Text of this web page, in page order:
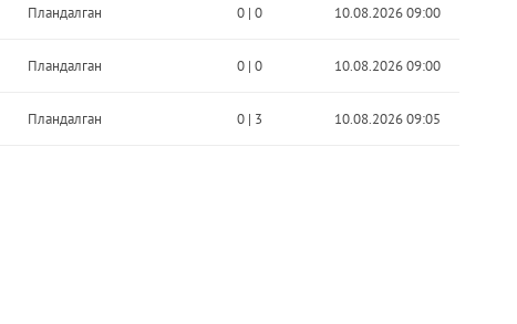
Пландалган 0| 0 10.08.2026 09:00
Пландалган 0| 0 10.08.2026 09:00
Пландалган 0| 3 10.08.2026 09:05